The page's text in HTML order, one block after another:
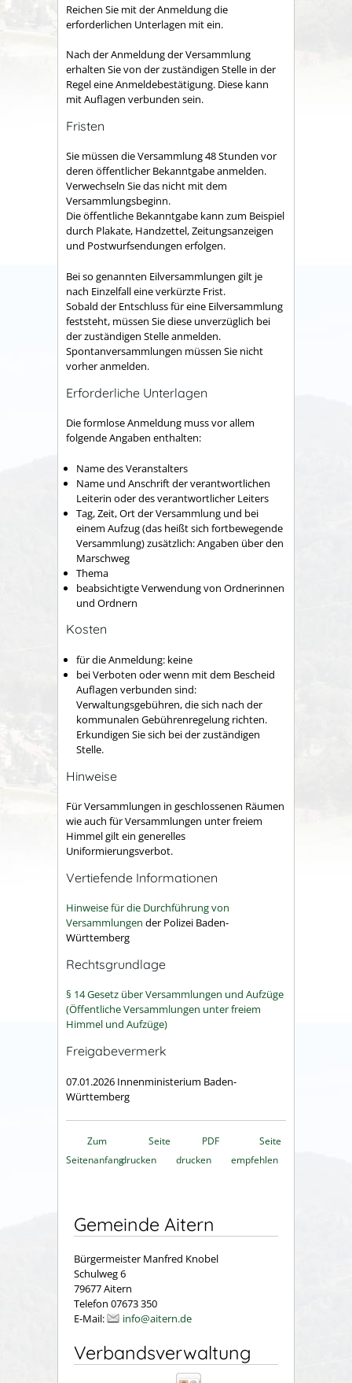
Reichen Sie mit der Anmeldung die
erforderlichen Unterlagen mit ein.
Nach der Anmeldung der Versammlung
erhalten Sie von der zuständigen Stelle in der
Regel eine Anmeldebestätigung. Diese kann
mit Auflagen verbunden sein.
Fristen
Sie müssen die Versammlung 48 Stunden vor
deren öffentlicher Bekanntgabe anmelden.
Verwechseln Sie das nicht mit dem
Versammlungsbeginn.
Die öffentliche Bekanntgabe kann zum Beispiel
durch Plakate, Handzettel, Zeitungsanzeigen
und Postwurfsendungen erfolgen.
Bei so genannten Eilversammlungen gilt je
nach Einzelfall eine verkürzte Frist.
Sobald der Entschluss für eine Eilversammlung
feststeht, müssen Sie diese unverzüglich bei
der zuständigen Stelle anmelden.
Spontanversammlungen müssen Sie nicht
vorher anmelden.
Erforderliche Unterlagen
Die formlose Anmeldung muss vor allem
folgende Angaben enthalten:
Name des Veranstalters
Name und Anschrift der verantwortlichen
Leiterin oder des verantwortlicher Leiters
Tag, Zeit, Ort der Versammlung und bei
einem Aufzug (das heißt sich fortbewegende
Versammlung) zusätzlich: Angaben über den
Marschweg
Thema
beabsichtigte Verwendung von Ordnerinnen
und Ordnern
Kosten
für die Anmeldung: keine
bei Verboten oder wenn mit dem Bescheid
Auflagen verbunden sind:
Verwaltungsgebühren, die sich nach der
kommunalen Gebührenregelung richten.
Erkundigen Sie sich bei der zuständigen
Stelle.
Hinweise
Für Versammlungen in geschlossenen Räumen
wie auch für Versammlungen unter freiem
Himmel gilt ein generelles
Uniformierungsverbot.
Vertiefende Informationen
Hinweise für die Durchführung von
Versammlungen der Polizei Baden-
Württemberg
Rechtsgrundlage
§ 14 Gesetz über Versammlungen und Aufzüge
(Öffentliche Versammlungen unter freiem
Himmel und Aufzüge)
Freigabevermerk
07.01.2026 Innenministerium Baden-
Württemberg
Zum
Seitenanfang
Seite
drucken
PDF
drucken
Seite
empfehlen
Gemeinde Aitern
Bürgermeister Manfred Knobel
Schulweg 6
79677 Aitern
Telefon 07673 350
E-Mail:
info@aitern.de
Verbandsverwaltung